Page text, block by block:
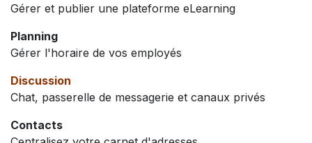
Gérer et publier une plateforme eLearning
Planning
Gérer l'horaire de vos employés
Discussion
Chat, passerelle de messagerie et canaux privés
Contacts